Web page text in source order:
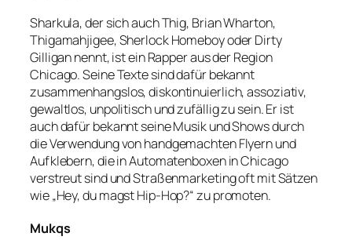
Sharkula, der sich auch Thig, Brian Wharton,
Thigamahjigee, Sherlock Homeboy oder Dirty
Gilligan nennt, ist ein Rapper aus der Region
Chicago. Seine Texte sind dafür bekannt
zusammenhangslos, diskontinuierlich, assoziativ,
gewaltlos, unpolitisch und zufällig zu sein. Er ist
auch dafür bekannt seine Musik und Shows durch
die Verwendung von handgemachten Flyern und
Aufklebern, die in Automatenboxen in Chicago
verstreut sind und Straßenmarketing oft mit Sätzen
wie „Hey, du magst Hip-Hop?“ zu promoten.
Mukqs